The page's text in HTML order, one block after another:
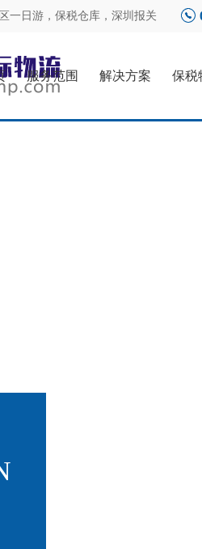
一日游 ， 保税仓库 ， 深圳报关
服务范围 解决方案 保税